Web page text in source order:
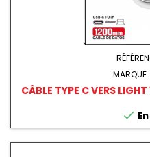
MARQUE:
CÂBLE TYPE C VERS
